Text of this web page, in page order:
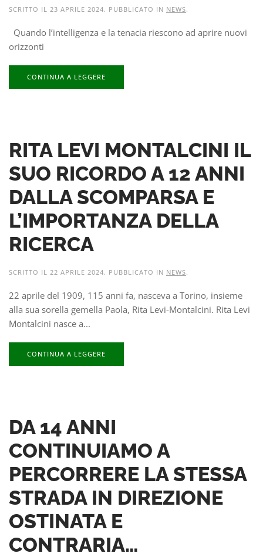
SCRITTO IL 23 APRILE 2024. PUBBLICATO IN NEWS.
Quando l’intelligenza e la tenacia riescono ad aprire nuovi
orizzonti
CONTINUA A LEGGERE
RITA LEVI MONTALCINI IL
SUO RICORDO A 12 ANNI
DALLA SCOMPARSA E
L’IMPORTANZA DELLA
RICERCA
SCRITTO IL 22 APRILE 2024. PUBBLICATO IN NEWS.
22 aprile del 1909, 115 anni fa, nasceva a Torino, insieme
alla sua sorella gemella Paola, Rita Levi-Montalcini. Rita Levi
Montalcini nasce a...
CONTINUA A LEGGERE
DA 14 ANNI
CONTINUIAMO A
PERCORRERE LA STESSA
STRADA IN DIREZIONE
OSTINATA E
CONTRARIA…